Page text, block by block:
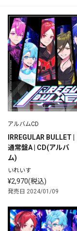
アルバムCD
IRREGULAR BULLET |
通常盤A | CD(アルバ
ム)
いれいす
¥2,970(税込)
発売日 2024/01/09